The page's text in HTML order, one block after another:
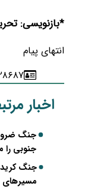
*بازنویسی:
انتهای پیام
۸۶۸۷
اخبار
جنگ
جنوبی را
جنگ
مسیرهای